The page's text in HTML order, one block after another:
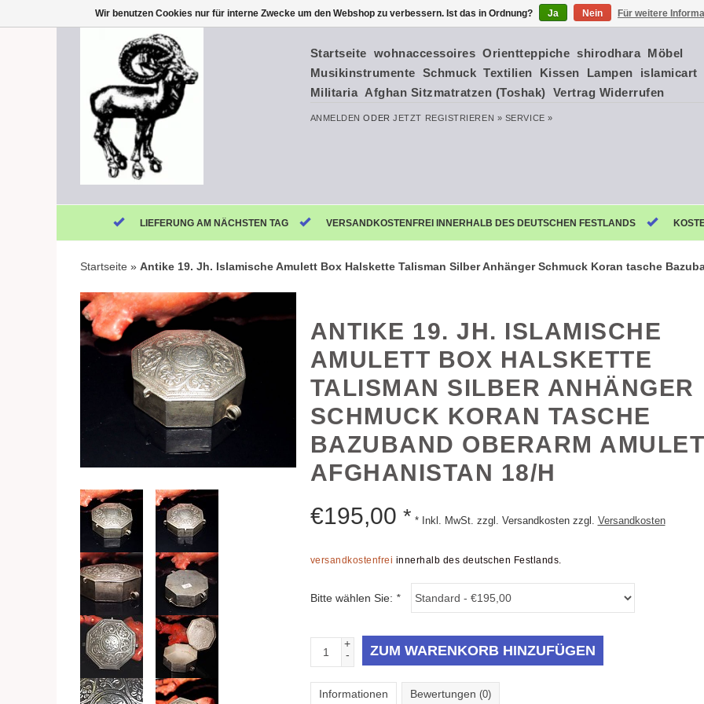
Startseite wohnaccessoires Orientteppiche shirodhara Möbel
Musikinstrumente Schmuck Textilien Kissen Lampen
islamicart
Militaria Afghan Sitzmatratzen (Toshak) Vertrag Widerrufen
ANMELDEN ODERJETZT REGISTRIEREN » SERVICE »
LIEFERUNG AM NÄCHSTEN TAG VERSANDKOSTENFREI INNERHALB DES DEUTSCHEN FESTLANDS
Startseite » Antike 19. Jh. Islamische Amulett Box Halskette Talisman Silber Anhänger Schmuck Koran tasche
ANTIKE 19. JH. ISLAMISCHE
AMULETT BOX HALSKETTE
TALISMAN SILBER ANHÄNGER
SCHMUCK KORAN TASCHE
BAZUBAND OBERARM
AFGHANISTAN 18/H
€195,00 * * Inkl. MwSt. zzgl. Versandkosten zzgl. Versandkosten
versandkostenfrei innerhalb des deutschen Festlands.
Bitte wählen Sie: *
+
-
ZUM WARENKORB HINZUFÜGEN
Informationen Bewertungen (0)
Wir benutzen Cookies nur für interne Zwecke um den Webshop zu verbessern. Ist das in Ordnung? Ja Nein Für weitere